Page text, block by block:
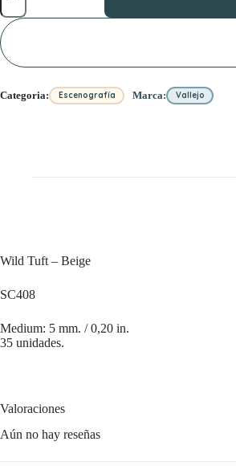
Beige
5mm
cantidad
Categoria: Escenografía Marca: Vallejo
Wild Tuft – Beige
SC408
Medium: 5 mm. / 0,20 in.
35 unidades.
Valoraciones
Aún no hay reseñas